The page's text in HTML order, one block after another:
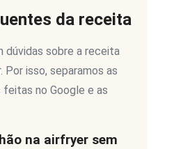
da receita
dúvidas sobre a receita
Por isso, separamos as
no Google e as
na airfryer sem